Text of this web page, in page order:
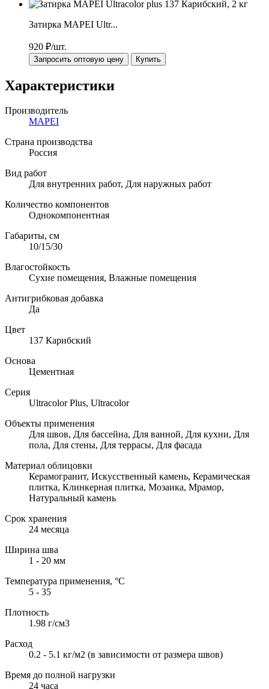
Затирка MAPEI Ultr...
920 ₽/шт.
Запросить оптовую цену Купить
Характеристики
Производитель
MAPEI
Страна производства
Россия
Вид работ
Для внутренних работ, Для наружных работ
Количество компонентов
Однокомпонентная
Габариты, см
10/15/30
Влагостойкость
Сухие помещения, Влажные помещения
Антигрибковая добавка
Да
Цвет
137 Карибский
Основа
Цементная
Серия
Ultracolor Plus, Ultracolor
Объекты применения
Для швов, Для бассейна, Для ванной, Для кухни, Для
пола, Для стены, Для террасы, Для фасада
Материал облицовки
Керамогранит, Искусственный камень, Керамическая
плитка, Клинкерная плитка, Мозаика, Мрамор,
Натуральный камень
Срок хранения
24 месяца
Ширина шва
1 - 20 мм
Температура применения, °С
5 - 35
Плотность
1.98 г/см3
Расход
0.2 - 5.1 кг/м2 (в зависимости от размера швов)
Время до полной нагрузки
24 часа